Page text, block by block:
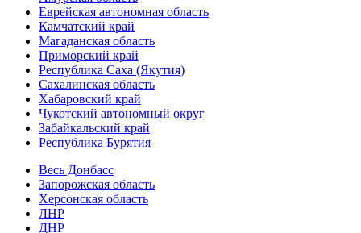
Еврейская автономная область
Камчатский край
Магаданская область
Приморский край
Республика Саха (Якутия)
Сахалинская область
Хабаровский край
Чукотский автономный округ
Забайкальский край
Республика Бурятия
Весь Донбасс
Запорожская область
Херсонская область
ЛНР
ДНР